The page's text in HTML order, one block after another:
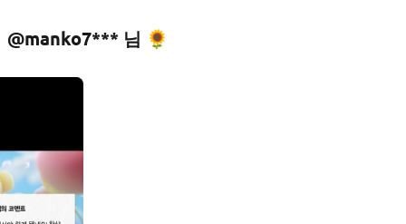
@manko7*** 님 🌻